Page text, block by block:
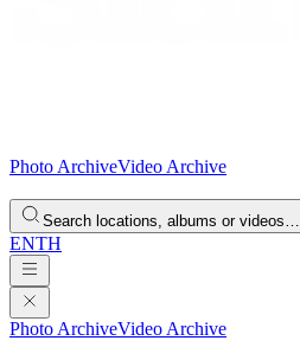
Photo ArchiveVideo Archive
Search locations, albums or videos…
ENTH
Photo ArchiveVideo Archive